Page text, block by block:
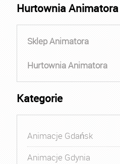
Hurtownia Animatora
Sklep Animatora
Hurtownia Animatora
Kategorie
Animacje Gdańsk
Animacje Gdynia